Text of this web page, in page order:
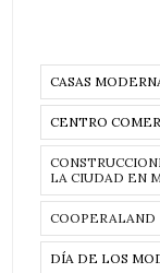
CASAS
CENTRO
LA CIUDAD EN
COOPERALAND
DÍA DE LOS